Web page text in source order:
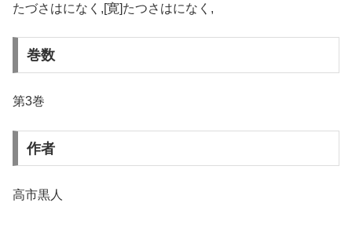
たづさはになく,[寛]たつさはになく,
巻数
第3巻
作者
高市黒人